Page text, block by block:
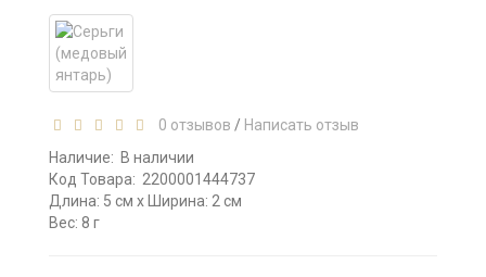
0 отзывов / Написать отзыв
Наличие: В наличии
Код Товара: 2200001444737
Длина: 5 см x Ширина: 2 см
Вес: 8 г